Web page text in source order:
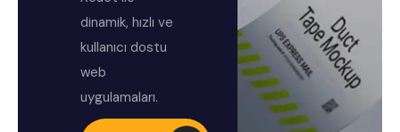
dinamik, hızlı ve
kullanıcı dostu
web
uygulamaları.